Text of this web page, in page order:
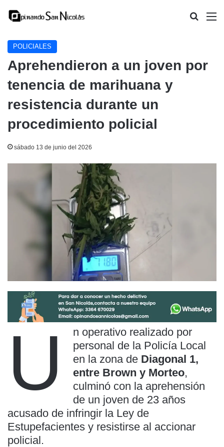
Buscar
POLICIALES
Aprehendieron a un joven por
tenencia de marihuana y
resistencia durante un
procedimiento policial
sábado 13 de junio del 2026
U
n operativo realizado por
personal de la Policía Local
en la zona de Diagonal 1,
entre Brown y Morteo,
culminó con la aprehensión
de un joven de 23 años
acusado de infringir la Ley de
Estupefacientes y resistirse al accionar
policial.